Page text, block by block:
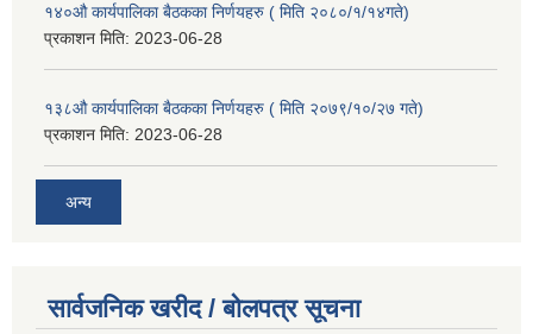
१४०औ कार्यपालिका बैठकका निर्णयहरु ( मिति २०८०/१/१४गते)
प्रकाशन मिति: 2023-06-28
१३८औ कार्यपालिका बैठकका निर्णयहरु ( मिति २०७९/१०/२७ गते)
प्रकाशन मिति: 2023-06-28
अन्य
सार्वजनिक खरीद / बोलपत्र सूचना